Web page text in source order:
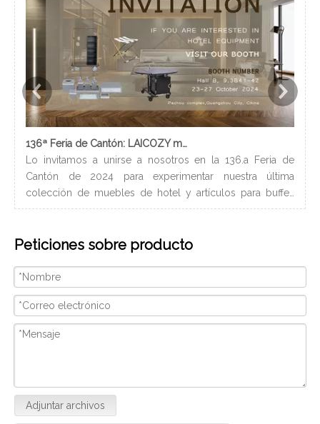
136ª Feria de Cantón: LAICOZY muestra el futuro de los muebles de hotel y los artículos de buffet
Lo invitamos a unirse a nosotros en la 136.a Feria de
Cantón de 2024 para experimentar nuestra última
colección de muebles de hotel y artículos para buffet.
Esperamos conectarnos con profesionales de la industria,
por la artesanía de calidad y el diseño innovador.
Peticiones sobre producto
Adjuntar archivos